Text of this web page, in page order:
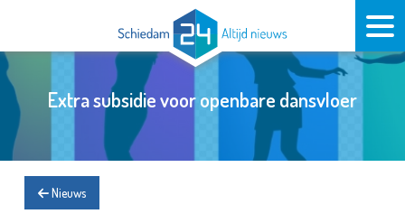
Extra subsidie voor openbare dansvloer
Nieuws